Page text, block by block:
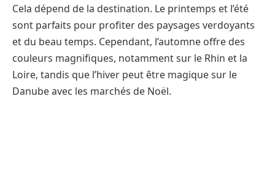
Cela dépend de la destination. Le printemps et l’été
sont parfaits pour profiter des paysages verdoyants
et du beau temps. Cependant, l’automne offre des
couleurs magnifiques, notamment sur le Rhin et la
Loire, tandis que l’hiver peut être magique sur le
Danube avec les marchés de Noël.